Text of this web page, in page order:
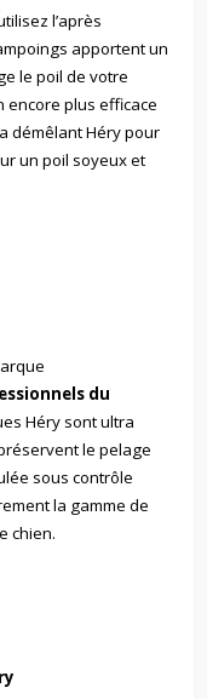
l’après
apportent un
le poil de votre
encore plus efficace
démêlant Héry pour
un poil soyeux et
du
Héry sont ultra
le pelage
sous contrôle
la gamme de
chien.